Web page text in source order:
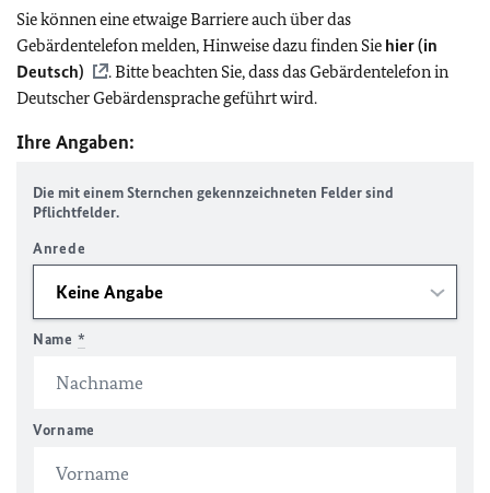
Sie können eine etwaige Barriere auch über das
Gebärdentelefon melden, Hinweise dazu finden Sie hier (in
Deutsch)
. Bitte beachten Sie, dass das Gebärdentelefon in
Deutscher Gebärdensprache geführt wird.
Ihre Angaben:
Die mit einem Sternchen gekennzeichneten Felder sind
Pflichtfelder.
Anrede
Name *
Vorname